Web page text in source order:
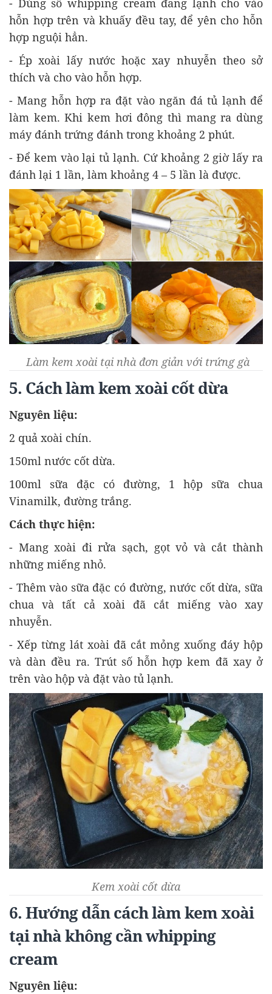
- Dùng số whipping cream đang lạnh cho vào
hỗn hợp trên và khuấy đều tay, để yên cho hỗn
hợp nguội hẳn.
- Ép xoài lấy nước hoặc xay nhuyễn theo sở
thích và cho vào hỗn hợp.
- Mang hỗn hợp ra đặt vào ngăn đá tủ lạnh để
làm kem. Khi kem hơi đông thì mang ra dùng
máy đánh trứng đánh trong khoảng 2 phút.
- Để kem vào lại tủ lạnh. Cứ khoảng 2 giờ lấy ra
đánh lại 1 lần, làm khoảng 4 – 5 lần là được.
Làm kem xoài tại nhà đơn giản với trứng gà
5. Cách làm kem xoài cốt dừa
Nguyên liệu:
2 quả xoài chín.
150ml nước cốt dừa.
100ml sữa đặc có đường, 1 hộp sữa chua
Vinamilk, đường trắng.
Cách thực hiện:
- Mang xoài đi rửa sạch, gọt vỏ và cắt thành
những miếng nhỏ.
- Thêm vào sữa đặc có đường, nước cốt dừa, sữa
chua và tất cả xoài đã cắt miếng vào xay
nhuyễn.
- Xếp từng lát xoài đã cắt mỏng xuống đáy hộp
và dàn đều ra. Trút số hỗn hợp kem đã xay ở
trên vào hộp và đặt vào tủ lạnh.
Kem xoài cốt dừa
6. Hướng dẫn cách làm kem xoài
tại nhà không cần whipping
cream
Nguyên liệu: